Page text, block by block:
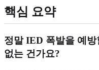
핵심 요약
정말 IED 폭발을 예
없는 건가요?